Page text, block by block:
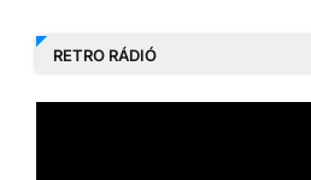
RETRO RÁDIÓ